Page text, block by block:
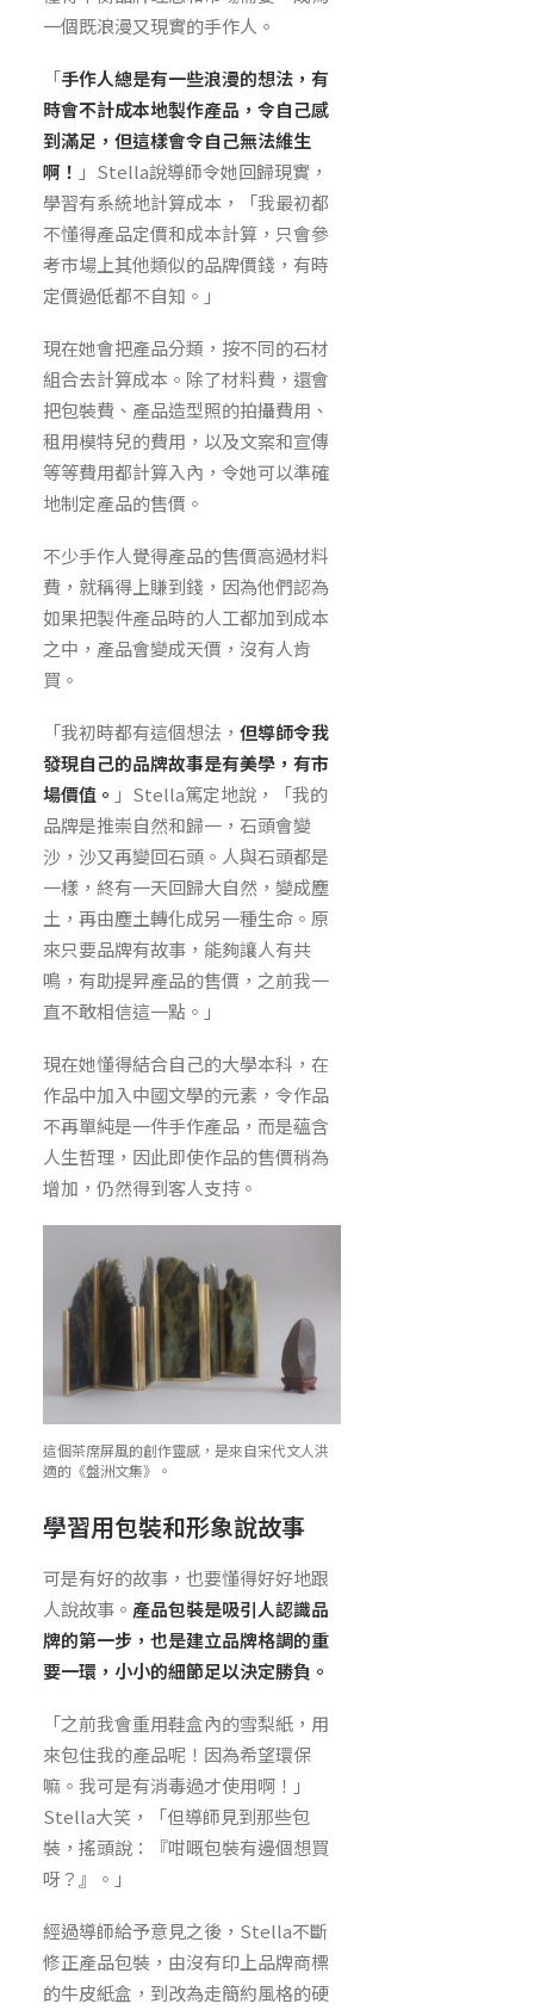
一個既浪漫又現實的手作人。
「手作人總是有一些浪漫的想法，有
時會不計成本地製作產品，令自己感
到滿足，但這樣會令自己無法維生
啊！ 」Stella說導師令她回歸現實，
學習有系統地計算成本，「我最初都
不懂得產品定價和成本計算，只會參
考市場上其他類似的品牌價錢，有時
定價過低都不自知。」
現在她會把產品分類，按不同的石材
組合去計算成本。除了材料費，還會
把包裝費、產品造型照的拍攝費用、
租用模特兒的費用，以及文案和宣傳
等等費用都計算入內，令她可以準確
地制定產品的售價。
不少手作人覺得產品的售價高過材料
費，就稱得上賺到錢，因為他們認為
如果把製件產品時的人工都加到成本
之中，產品會變成天價，沒有人肯
買。
「我初時都有這個想法， 但導師令我
發現自己的品牌故事是有美學，有市
場價值。 」Stella篤定地說，「我的
品牌是推崇自然和歸一，石頭會變
沙，沙又再變回石頭。人與石頭都是
一樣，終有一天回歸大自然，變成塵
土，再由塵土轉化成另一種生命。原
來只要品牌有故事，能夠讓人有共
鳴，有助提昇產品的售價，之前我一
直不敢相信這一點。」
現在她懂得結合自己的大學本科，在
作品中加入中國文學的元素，令作品
不再單純是一件手作產品，而是蘊含
人生哲理，因此即使作品的售價稍為
增加，仍然得到客人支持。
這個茶席屏風的創作靈感，是來自宋代文人洪
適的《盤洲文集》。
學習用包裝和形象說故事
可是有好的故事，也要懂得好好地跟
人說故事。 產品包裝是吸引人認識品
牌的第一步，也是建立品牌格調的重
要一環，小小的細節足以決定勝負。
「之前我會重用鞋盒內的雪梨紙，用
來包住我的產品呢！因為希望環保
嘛。我可是有消毒過才使用啊！」
Stella大笑，「但導師見到那些包
裝，搖頭說：『咁嘅包裝有邊個想買
呀？』。」
經過導師給予意見之後，Stella不斷
修正產品包裝，由沒有印上品牌商標
的牛皮紙盒，到改為走簡約風格的硬